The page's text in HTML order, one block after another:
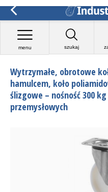
szukaj
menu
Wytrzymałe, obrotowe
hamulcem, koło
ślizgowe – nośność 300
przemysłowych